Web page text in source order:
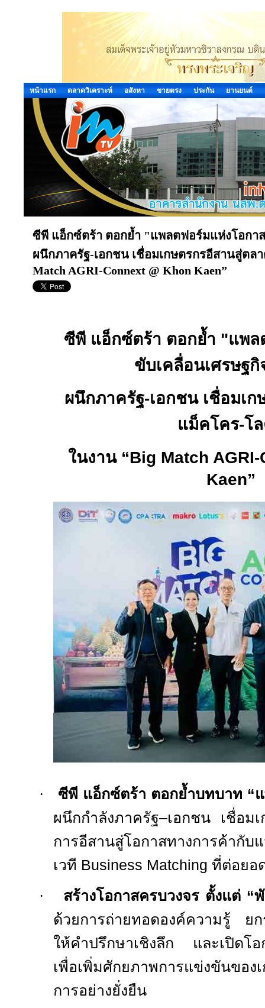
หน้าแรก ตลาดวิเคราะห์ อสังหา ขายตรง ประกัน ยานยนต์
ซีพี แอ็กซ์ตร้า ตอกย้ำ "แพลตฟอร์มแห่งโอกา
ผนึกภาครัฐ-เอกชน เชื่อมเกษตรกรอีสานสู่ตล
Match AGRI-Connext @ Khon Kaen”
ซีพี แอ็กซ์ตร้า ตอกย้ำ "แพ
ขับเคลื่อนเศรษฐกิ
ผนึกภาครัฐ-เอกชน เชื่อมเ
แม็คโคร-โ
ในงาน “Big Match
Kaen”
·
ซีพี แอ็กซ์ตร้า ตอกย้ำบทบาท “
ผนึกกำลังภาครัฐ–เอกชน เชื่อม
การอีสานสู่โอกาสทางการค้า
เวที Business Matching ที่ต่อยอ
·
สร้างโอกาสครบวงจร ตั้งแต่ “
ด้วยการถ่ายทอดองค์ความรู้ ย
ให้คำปรึกษาเชิงลึก และเปิดโอ
เพื่อเพิ่มศักยภาพการแข่งขันของ
การอย่างยั่งยืน